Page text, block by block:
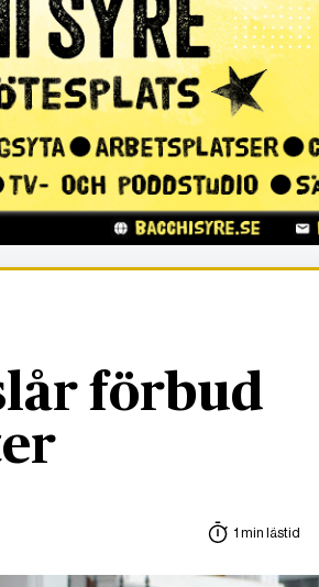
förbud
1 min lästid